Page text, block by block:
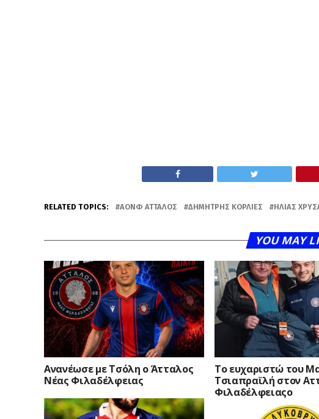
RELATED TOPICS: ΑΟΝΦ ΑΤΤΑΛΟΣ ΔΗΜΉΤΡΗΣ ΚΟΡΛΙΈΣ ΗΛΊΑΣ
YOU MAY
Ανανέωσε με Τσόλη ο Άτταλος
Νέας Φιλαδέλφειας
Το ευχαριστώ του
Τσιαπραϊλή στον
Φιλαδέλφειαςο